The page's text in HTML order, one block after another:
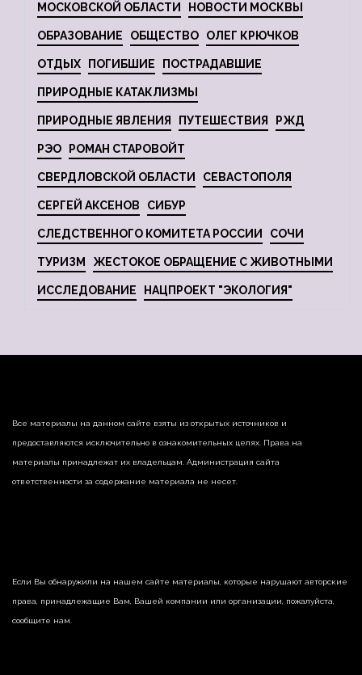
МОСКОВСКОЙ ОБЛАСТИ НОВОСТИ МОСКВЫ
ОБРАЗОВАНИЕ ОБЩЕСТВО ОЛЕГ КРЮЧКОВ
ОТДЫХ ПОГИБШИЕ ПОСТРАДАВШИЕ
ПРИРОДНЫЕ КАТАКЛИЗМЫ
ПРИРОДНЫЕ ЯВЛЕНИЯ ПУТЕШЕСТВИЯ РЖД
РЭО РОМАН СТАРОВОЙТ
СВЕРДЛОВСКОЙ ОБЛАСТИ СЕВАСТОПОЛЯ
СЕРГЕЙ АКСЕНОВ СИБУР
СЛЕДСТВЕННОГО КОМИТЕТА РОССИИ СОЧИ
ТУРИЗМ ЖЕСТОКОЕ ОБРАЩЕНИЕ С ЖИВОТНЫМИ
ИССЛЕДОВАНИЕ НАЦПРОЕКТ "ЭКОЛОГИЯ"
Все материалы на данном сайте взяты из открытых источников и
предоставляются исключительно в ознакомительных целях. Права на
материалы принадлежат их владельцам. Администрация сайта
ответственности за содержание материала не несет.
Если Вы обнаружили на нашем сайте материалы, которые нарушают авторские
права, принадлежащие Вам, Вашей компании или организации, пожалуйста,
сообщите нам.